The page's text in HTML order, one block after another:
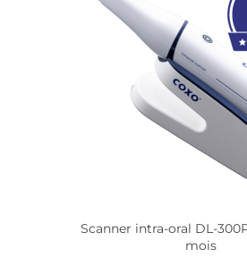
Scanner intra-oral DL-
mois